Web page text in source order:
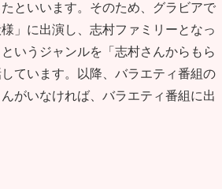
といいます。そのため、グラビアで
」に出演し、志村ファミリーとなっ
いうジャンルを「志村さんからもら
ています。以降、バラエティ番組の
がいなければ、バラエティ番組に出